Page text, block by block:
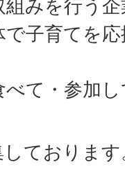
みを行う
子育てを
て・参加
ております